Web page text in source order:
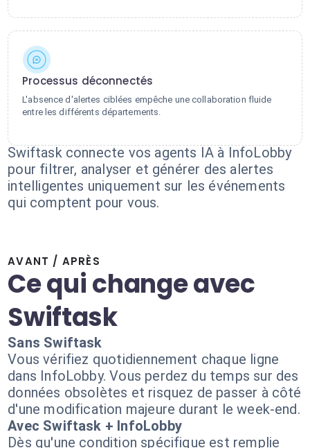
Processus déconnectés
L'absence d'alertes ciblées empêche une collaboration fluide
entre les différents départements.
Swiftask connecte vos agents IA à InfoLobby
pour filtrer, analyser et générer des alertes
intelligentes uniquement sur les événements
qui comptent pour vous.
AVANT / APRÈS
Ce qui change avec
Swiftask
Sans Swiftask
Vous vérifiez quotidiennement chaque ligne
dans InfoLobby. Vous perdez du temps sur des
données obsolètes et risquez de passer à côté
d'une modification majeure durant le week-end.
Avec Swiftask + InfoLobby
Dès qu'une condition spécifique est remplie